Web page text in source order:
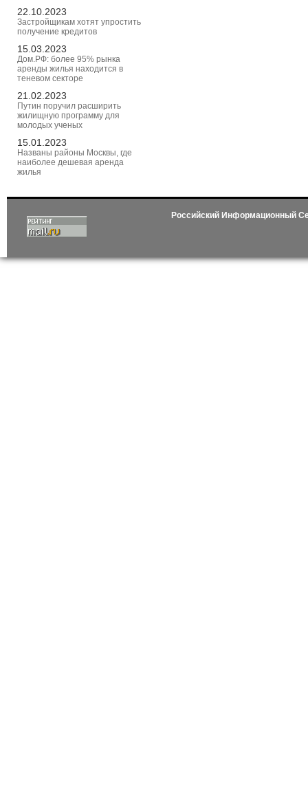
22.10.2023
Застройщикам хотят упростить
получение кредитов
15.03.2023
Дом.РФ: более 95% рынка
аренды жилья находится в
теневом секторе
21.02.2023
Путин поручил расширить
жилищную программу для
молодых ученых
15.01.2023
Названы районы Москвы, где
наиболее дешевая аренда
жилья
Российский Информационный